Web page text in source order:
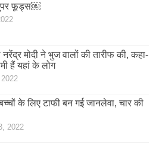
सुपर फूड्स￼
नरेंद्र मोदी ने भुज वालों की तारीफ की, कहा-
हैं यहां के लोग
के लिए टाफी बन गई जानलेवा, चार की
2022